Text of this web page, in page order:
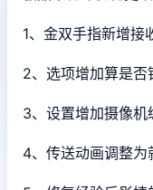
1、金双手指新增接
2、选项增加算是否
3、设置增加摄像
4、传送动画调整